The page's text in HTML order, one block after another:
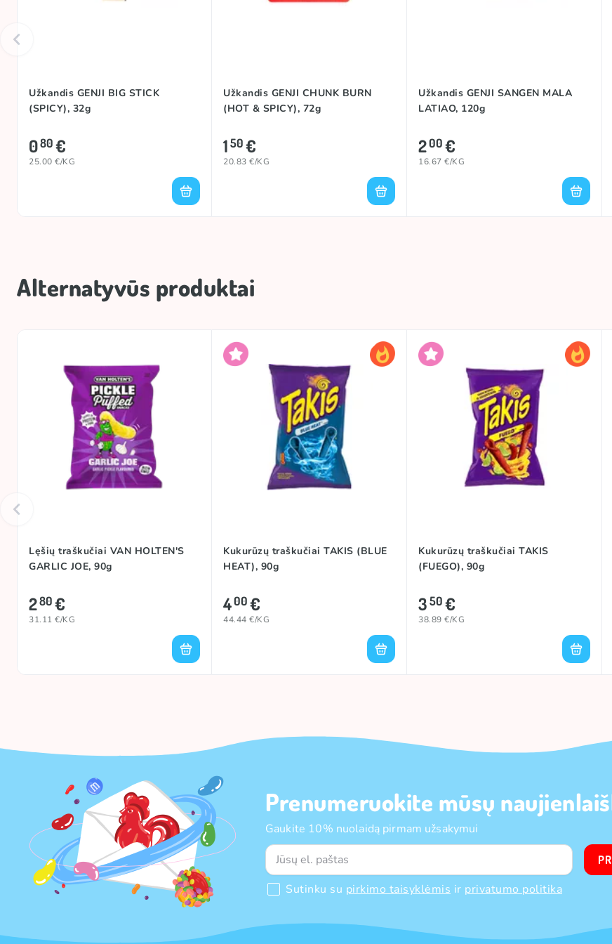
Užkandis GENJI BIG STICK
(SPICY), 32g
080€
25.00 €/KG
Užkandis GENJI CHUNK BURN
(HOT & SPICY), 72g
150€
20.83 €/KG
Užkandis GENJI SANGEN MALA
LATIAO, 120g
200€
16.67 €/KG
Alternatyvūs produktai
Lęšių traškučiai VAN HOLTEN'S
GARLIC JOE, 90g
280€
31.11 €/KG
Kukurūzų traškučiai TAKIS (BLUE
HEAT), 90g
400€
44.44 €/KG
Kukurūzų traškučiai TAKIS
(FUEGO), 90g
350€
38.89 €/KG
Prenumeruokite mūsų
Gaukite 10% nuolaidą pirmam užsakymui
Sutinku su pirkimo taisyklėmis ir privatumo politika